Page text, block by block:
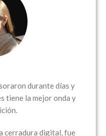
durante días y
tiene la mejor onda y
cerradura digital, fue